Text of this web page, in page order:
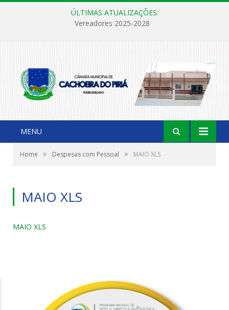
ÚLTIMAS ATUALIZAÇÕES:
Vereadores 2025-2028
MENU
Home » Despesas com Pessoal » MAIO XLS
MAIO XLS
MAIO XLS